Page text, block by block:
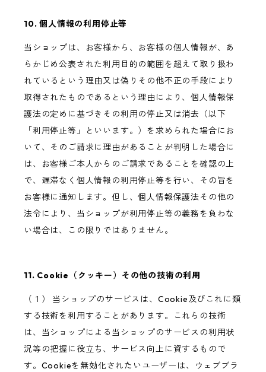
10. 個人情報の利用停止等
当ショップは、お客様から、お客様の個人情報が、あ
らかじめ公表された利用目的の範囲を超えて取り扱わ
れているという理由又は偽りその他不正の手段により
取得されたものであるという理由により、個人情報保
護法の定めに基づきその利用の停止又は消去（以下
「利用停止等」といいます。）を求められた場合にお
いて、そのご請求に理由があることが判明した場合に
は、お客様ご本人からのご請求であることを確認の上
で、遅滞なく個人情報の利用停止等を行い、その旨を
お客様に通知します。但し、個人情報保護法その他の
法令により、当ショップが利用停止等の義務を負わな
い場合は、この限りではありません。
11. Cookie（クッキー）その他の技術の利用
（１） 当ショップのサービスは、Cookie及びこれに類
する技術を利用することがあります。これらの技術
は、当ショップによる当ショップのサービスの利用状
況等の把握に役立ち、サービス向上に資するもので
す。Cookieを無効化されたいユーザーは、ウェブブラ